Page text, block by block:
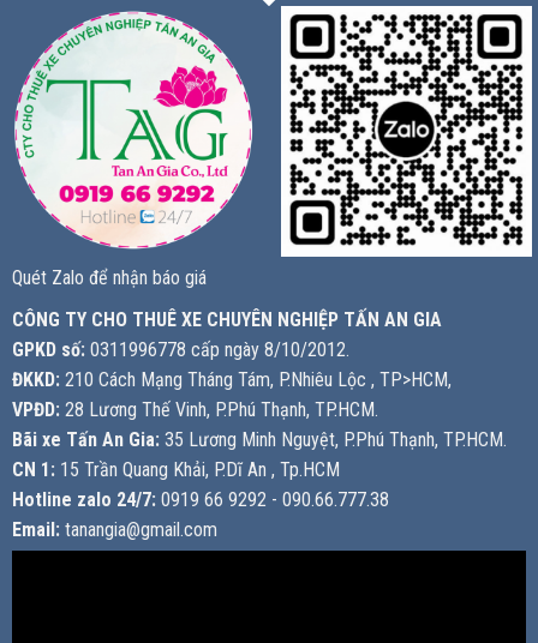
Quét Zalo để nhận báo giá
CÔNG TY CHO THUÊ XE CHUYÊN NGHIỆP TẤN AN GIA
GPKD số: 0311996778 cấp ngày 8/10/2012.
ĐKKD: 210 Cách Mạng Tháng Tám, P.Nhiêu Lộc , TP>HCM,
VPĐD: 28 Lương Thế Vinh, P.Phú Thạnh, TP.HCM.
Bãi xe Tấn An Gia: 35 Lương Minh Nguyệt, P.Phú Thạnh, TP.HCM.
CN 1: 15 Trần Quang Khải, P.Dĩ An , Tp.HCM
Hotline zalo 24/7: 0919 66 9292 - 090.66.777.38
Email: tanangia@gmail.com